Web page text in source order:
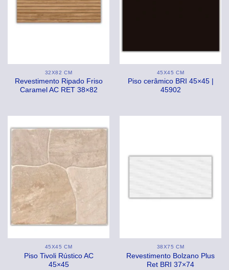
32X82 CM
Revestimento Ripado Friso
Caramel AC RET 38×82
45X45 CM
Piso cerâmico BRI 45×45 |
45902
45X45 CM
Piso Tivoli Rústico AC
45×45
38X75 CM
Revestimento Bolzano Plus
Ret BRI 37×74